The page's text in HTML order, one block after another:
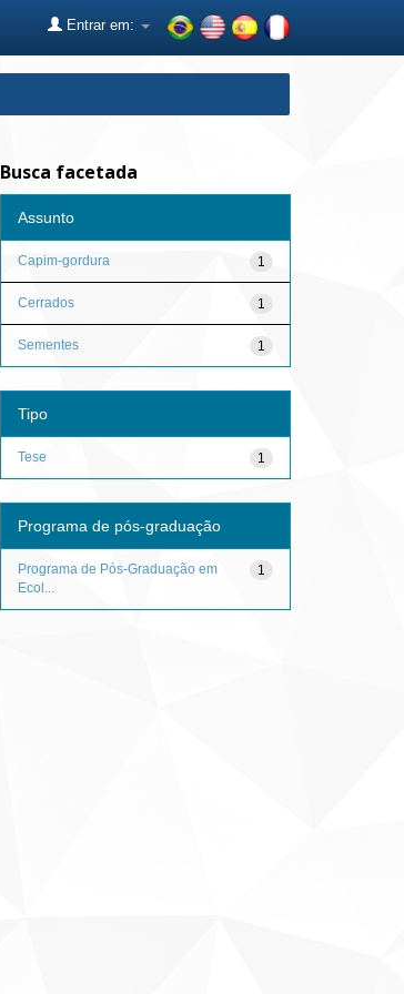
Entrar em:
Busca facetada
Assunto
1
Capim-gordura
1
Cerrados
1
Sementes
Tipo
1
Tese
Programa de pós-graduação
1
Programa de Pós-Graduação em
Ecol...